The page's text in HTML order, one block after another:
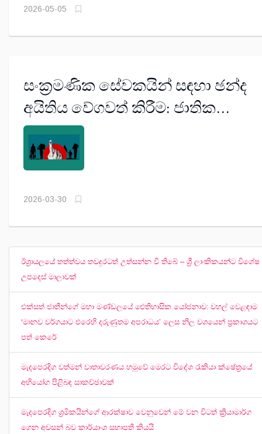
2026-05-05
සංක්‍රමණික සේවකයින් සඳහා ඡන්ද
අයිතිය වේගවත් කිරීම: ජාතික
අවශ්‍යතාවයක්
2026-03-30
ඊශ්‍රායලයේ තත්ත්වය තවදුරටත් උත්සන්න වී තිබේ – ශ්‍රී ලාංකිකයන්ට විශේෂ
උපදෙස් මාලාවක්
එක්සත් ජාතීන්ගේ මහා මණ්ඩලයේ ඓතිහාසික යෝජනාව: වහල් වෙළඳාම
‘මානව වර්ගයාට එරෙහි දරුණුතම අපරාධය’ ලෙස නිල වශයෙන් ප්‍රකාශයට
පත් කෙරේ
මැදපෙරදිග වත්මන් වාතාවරණය හමුවේ මෙරට විදේශ රැකියා ක්ෂේත්‍රයේ
අභියෝග පිළිබඳ සාකච්ඡාවක්
මැදපෙරදිග ශ්‍රමිකයින්ගේ ආරක්ෂාව වෙනුවෙන් මේ වන විටත් ක්‍රියාමාර්ග
ගෙන අවසන් බව කාර්යාංශ සභාපති කියයි